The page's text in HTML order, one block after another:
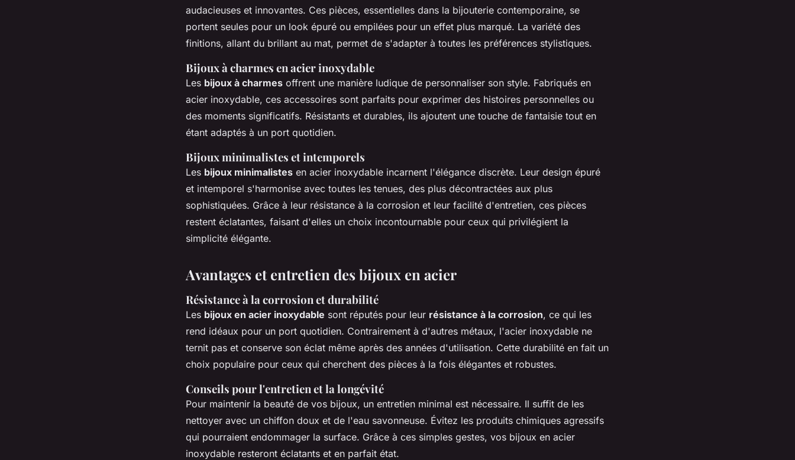
audacieuses et innovantes. Ces pièces, essentielles dans la bijouterie contemporaine, se
portent seules pour un look épuré ou empilées pour un effet plus marqué. La variété des
finitions, allant du brillant au mat, permet de s'adapter à toutes les préférences stylistiques.
Bijoux à charmes en acier inoxydable
Les bijoux à charmes offrent une manière ludique de personnaliser son style. Fabriqués en
acier inoxydable, ces accessoires sont parfaits pour exprimer des histoires personnelles ou
des moments significatifs. Résistants et durables, ils ajoutent une touche de fantaisie tout en
étant adaptés à un port quotidien.
Bijoux minimalistes et intemporels
Les bijoux minimalistes en acier inoxydable incarnent l'élégance discrète. Leur design épuré
et intemporel s'harmonise avec toutes les tenues, des plus décontractées aux plus
sophistiquées. Grâce à leur résistance à la corrosion et leur facilité d'entretien, ces pièces
restent éclatantes, faisant d'elles un choix incontournable pour ceux qui privilégient la
simplicité élégante.
Avantages et entretien des bijoux en acier
Résistance à la corrosion et durabilité
Les bijoux en acier inoxydable sont réputés pour leur résistance à la corrosion, ce qui les
rend idéaux pour un port quotidien. Contrairement à d'autres métaux, l'acier inoxydable ne
ternit pas et conserve son éclat même après des années d'utilisation. Cette durabilité en fait un
choix populaire pour ceux qui cherchent des pièces à la fois élégantes et robustes.
Conseils pour l'entretien et la longévité
Pour maintenir la beauté de vos bijoux, un entretien minimal est nécessaire. Il suffit de les
nettoyer avec un chiffon doux et de l'eau savonneuse. Évitez les produits chimiques agressifs
qui pourraient endommager la surface. Grâce à ces simples gestes, vos bijoux en acier
inoxydable resteront éclatants et en parfait état.